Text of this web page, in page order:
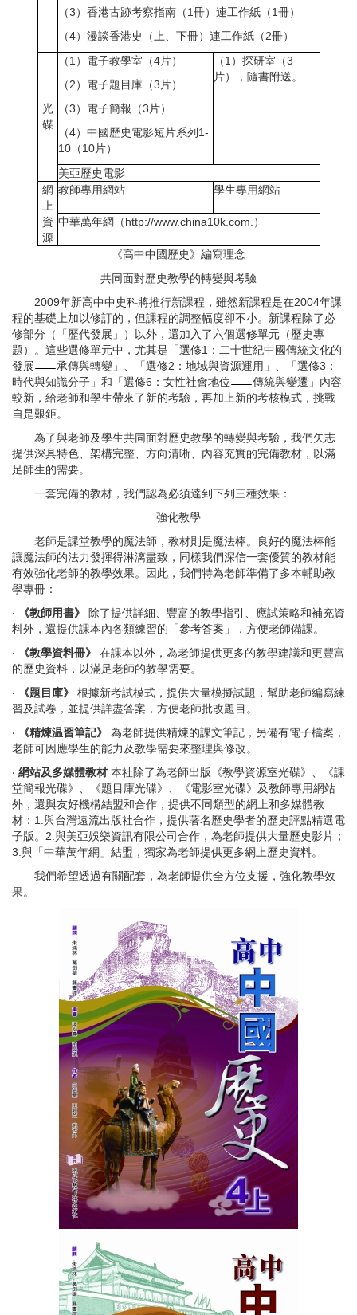
（3）香港古跡考察指南（1冊）連工作紙（1冊）
（4）漫談香港史（上、下冊）連工作紙（2冊）
光
碟
（1）電子教學室（4片）
（2）電子題目庫（3片）
（3）電子簡報（3片）
（4）中國歷史電影短片系列1-
10（10片）
（1）探研室（3
片），隨書附送。
美亞歷史電影
網
上
資
源
教師專用網站 學生專用網站
中華萬年網（http://www.china10k.com.）
《高中中國歷史》編寫理念
共同面對歷史教學的轉變與考驗
2009年新高中中史科將推行新課程，雖然新課程是在2004年課
程的基礎上加以修訂的，但課程的調整幅度卻不小。新課程除了必
修部分（「歷代發展」）以外，還加入了六個選修單元（歷史專
題）。這些選修單元中，尤其是「選修1：二十世紀中國傳統文化的
發展
承傳與轉變」、「選修2：地域與資源運用」、「選修3：
時代與知識分子」和「選修6：女性社會地位
傳統與變遷」內容
較新，給老師和學生帶來了新的考驗，再加上新的考核模式，挑戰
自是艱鉅。
為了與老師及學生共同面對歷史教學的轉變與考驗，我們矢志
提供深具特色、架構完整、方向清晰、內容充實的完備教材，以滿
足師生的需要。
一套完備的教材，我們認為必須達到下列三種效果：
強化教學
老師是課堂教學的魔法師，教材則是魔法棒。良好的魔法棒能
讓魔法師的法力發揮得淋漓盡致，同樣我們深信一套優質的教材能
有效強化老師的教學效果。因此，我們特為老師準備了多本輔助教
學專冊：
‧
《教師用書》
除了提供詳細、豐富的教學指引、應試策略和補充資
料外，還提供課本內各類練習的「參考答案」，方便老師備課。
‧
《教學資料冊》
在課本以外，為老師提供更多的教學建議和更豐富
的歷史資料，以滿足老師的教學需要。
‧
《題目庫》
根據新考試模式，提供大量模擬試題，幫助老師編寫練
習及試卷，並提供詳盡答案，方便老師批改題目。
‧
《精煉温習筆記》
為老師提供精煉的課文筆記，另備有電子檔案，
老師可因應學生的能力及教學需要來整理與修改。
‧ 網站及多媒體教材 本社除了為老師出版《教學資源室光碟》、《課
堂簡報光碟》、《題目庫光碟》、《電影室光碟》及教師專用網站
外，還與友好機構結盟和合作，提供不同類型的網上和多媒體教
材：1.與台灣遠流出版社合作，提供著名歷史學者的歷史評點精選電
子版。2.與美亞娛樂資訊有限公司合作，為老師提供大量歷史影片；
3.與「中華萬年網」結盟，獨家為老師提供更多網上歷史資料。
我們希望透過有關配套，為老師提供全方位支援，強化教學效
果。